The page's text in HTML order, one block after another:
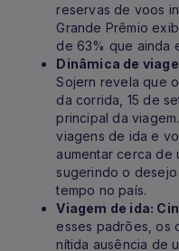
reservas de voos
Grande Prêmio
de 63% que ainda
Dinâmica de
Sojern revela que
da corrida, 15 de
principal da
viagens de ida e
aumentar cerca de
sugerindo o desejo
tempo no país.
Viagem de ida:
esses padrões, os
nítida ausência de